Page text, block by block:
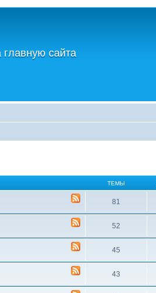
главную сайта
ТЕМЫ
81
52
45
43